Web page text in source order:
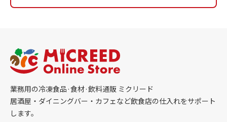
業務用の冷凍食品·食材·飲料通販 ミクリード
居酒屋・ダイニングバー・カフェなど飲食店の仕入れをサポート
します。